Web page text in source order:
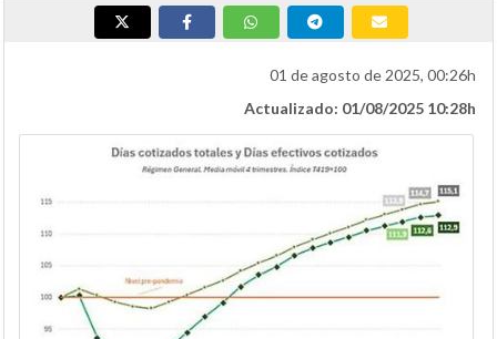
01 de agosto de 2025, 00:26h
Actualizado: 01/08/2025 10:28h